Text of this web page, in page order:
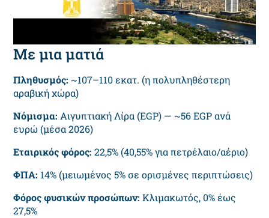
Με μια ματιά
Πληθυσμός: ~107–110 εκατ. (η πολυπληθέστερη
αραβική χώρα)
Νόμισμα:Αιγυπτιακή Λίρα (EGP) — ~56 EGP ανά
ευρώ (μέσα 2026)
Εταιρικός φόρος:22,5% (40,55% για πετρέλαιο/αέριο)
ΦΠΑ: 14% (μειωμένος 5% σε ορισμένες περιπτώσεις)
Φόρος φυσικών προσώπων:Κλιμακωτός, 0% έως
27,5%